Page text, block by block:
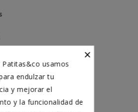
×
Patitas&co usamos
endulzar tu
y mejorar el
y la funcionalidad de